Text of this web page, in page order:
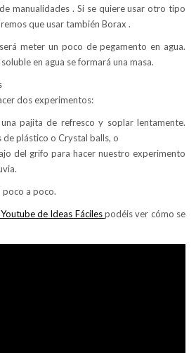
manualidades . Si se quiere usar otro tipo
que usar también Borax .
meter un poco de pegamento en agua.
en agua se formará una masa.
dos experimentos:
pajita de refresco y soplar lentamente.
plástico o Crystal balls, o
del grifo para hacer nuestro experimento
poco a poco.
de Ideas Fácilespodéis ver cómo se